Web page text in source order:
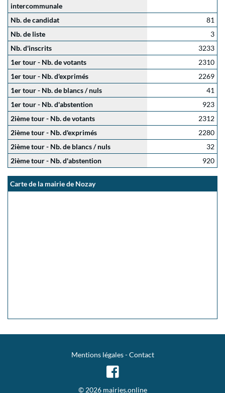
intercommunale
Nb. de candidat
81
Nb. de liste
3
Nb. d'inscrits
3233
1er tour - Nb. de votants
2310
1er tour - Nb. d'exprimés
2269
1er tour - Nb. de blancs / nuls
41
1er tour - Nb. d'abstention
923
2ième tour - Nb. de votants
2312
2ième tour - Nb. d'exprimés
2280
2ième tour - Nb. de blancs / nuls
32
2ième tour - Nb. d'abstention
920
Carte de la mairie de Nozay
Mentions légales-Contact
© 2026 mairies.online